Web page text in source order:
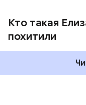
Кто такая
похитили
Председатель
«дедлайн»,
их
и с этим нужно